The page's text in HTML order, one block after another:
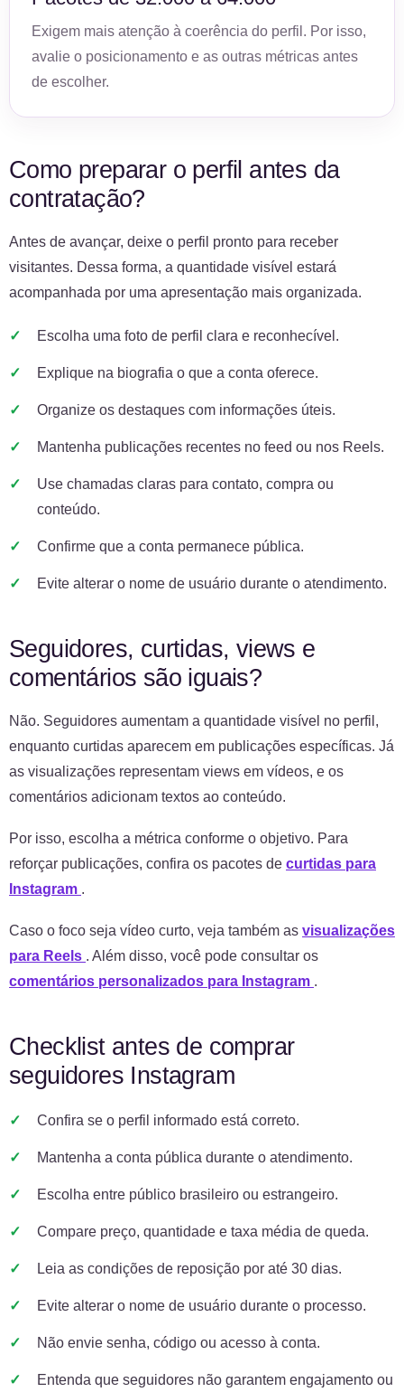
Exigem mais atenção à coerência do perfil. Por isso,
avalie o posicionamento e as outras métricas antes
de escolher.
Como preparar o perfil antes da
contratação?
Antes de avançar, deixe o perfil pronto para receber
visitantes. Dessa forma, a quantidade visível estará
acompanhada por uma apresentação mais organizada.
Escolha uma foto de perfil clara e reconhecível.
Explique na biografia o que a conta oferece.
Organize os destaques com informações úteis.
Mantenha publicações recentes no feed ou nos Reels.
Use chamadas claras para contato, compra ou
conteúdo.
Confirme que a conta permanece pública.
Evite alterar o nome de usuário durante o atendimento.
Seguidores, curtidas, views e
comentários são iguais?
Não. Seguidores aumentam a quantidade visível no perfil,
enquanto curtidas aparecem em publicações específicas. Já
as visualizações representam views em vídeos, e os
comentários adicionam textos ao conteúdo.
Por isso, escolha a métrica conforme o objetivo. Para
reforçar publicações, confira os pacotes de curtidas para
Instagram .
Caso o foco seja vídeo curto, veja também as visualizações
para Reels . Além disso, você pode consultar os
comentários personalizados para Instagram .
Checklist antes de comprar
seguidores Instagram
Confira se o perfil informado está correto.
Mantenha a conta pública durante o atendimento.
Escolha entre público brasileiro ou estrangeiro.
Compare preço, quantidade e taxa média de queda.
Leia as condições de reposição por até 30 dias.
Evite alterar o nome de usuário durante o processo.
Não envie senha, código ou acesso à conta.
Entenda que seguidores não garantem engajamento ou